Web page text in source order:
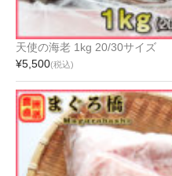
天使の海老 1kg 20/30サイズ
¥5,500(税込)